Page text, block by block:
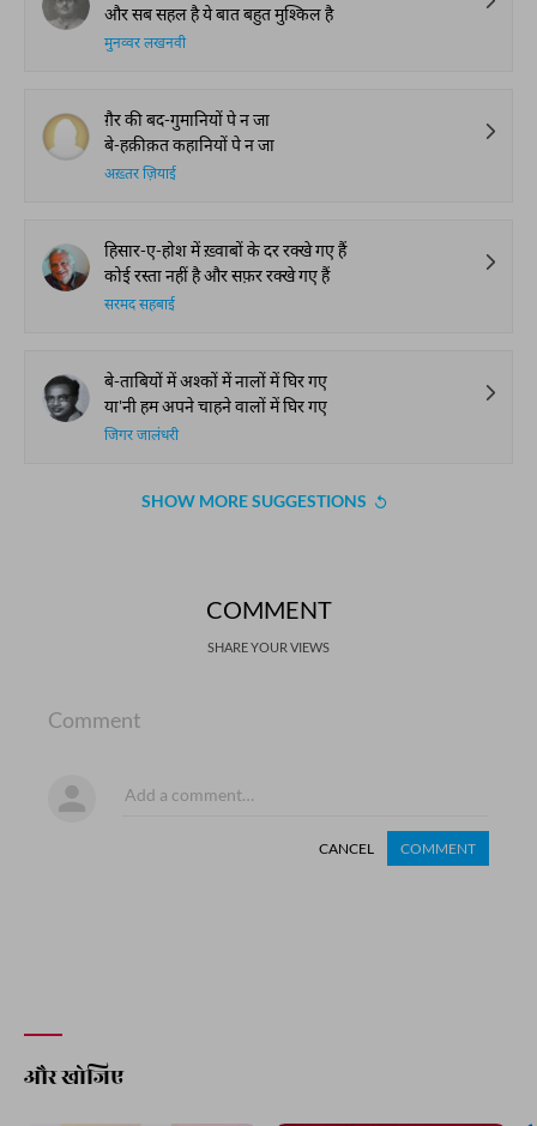
और सब सहल है ये बात बहुत मुश्किल है
मुनव्वर लखनवी
ग़ैर की बद-गुमानियों पे न जा
बे-हक़ीक़त कहानियों पे न जा
अख़्तर ज़ियाई
हिसार-ए-होश में ख़्वाबों के दर रक्खे गए हैं
कोई रस्ता नहीं है और सफ़र रक्खे गए हैं
सरमद सहबाई
बे-ताबियों में अश्कों में नालों में घिर गए
या'नी हम अपने चाहने वालों में घिर गए
जिगर जालंधरी
SHOW MORE SUGGESTIONS
COMMENT
SHARE YOUR VIEWS
Comment
CANCEL COMMENT
और खोजिए